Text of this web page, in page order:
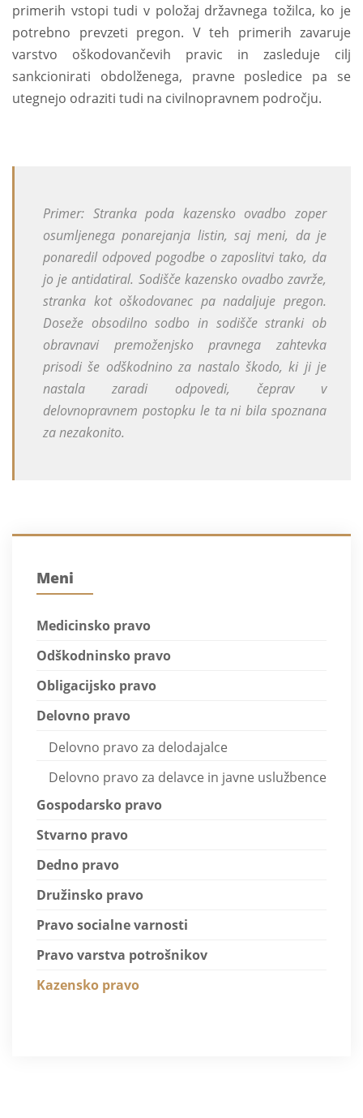
primerih vstopi tudi v položaj državnega tožilca, ko je
potrebno prevzeti pregon. V teh primerih zavaruje
varstvo oškodovančevih pravic in zasleduje cilj
sankcionirati obdolženega, pravne posledice pa se
utegnejo odraziti tudi na civilnopravnem področju.
Primer: Stranka poda kazensko ovadbo zoper
osumljenega ponarejanja listin, saj meni, da je
ponaredil odpoved pogodbe o zaposlitvi tako, da
jo je antidatiral. Sodišče kazensko ovadbo zavrže,
stranka kot oškodovanec pa nadaljuje pregon.
Doseže obsodilno sodbo in sodišče stranki ob
obravnavi premoženjsko pravnega zahtevka
prisodi še odškodnino za nastalo škodo, ki ji je
nastala zaradi odpovedi, čeprav v
delovnopravnem postopku le ta ni bila spoznana
za nezakonito.
Meni
Medicinsko pravo
Odškodninsko pravo
Obligacijsko pravo
Delovno pravo
Delovno pravo za delodajalce
Delovno pravo za delavce in javne uslužbence
Gospodarsko pravo
Stvarno pravo
Dedno pravo
Družinsko pravo
Pravo socialne varnosti
Pravo varstva potrošnikov
Kazensko pravo